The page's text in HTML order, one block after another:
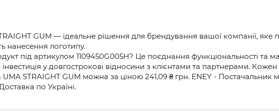
GUM — ідеальне рішення для брендування вашої компанії,
нанесення логотипу.
під артикулом 1109450G005H? Це поєднання функціональності та
у довгострокові відносини з клієнтами та партнерами.
STRAIGHT GUM можна за ціною 241,09 ₴ грн. ENEY -
по Україні.